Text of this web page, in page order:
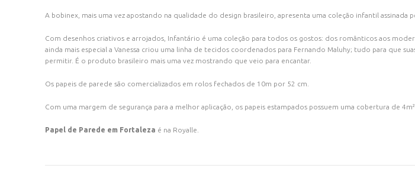
A bobinex, mais uma vez apostando na qualidade do design brasileiro, apresenta uma coleção infantil assinada
Com desenhos criativos e arrojados, Infantário é uma coleção para todos os gostos: dos românticos aos
ainda mais especial a Vanessa criou uma linha de tecidos coordenados para Fernando Maluhy; tudo para que
permitir. É o produto brasileiro mais uma vez mostrando que veio para encantar.
Os papeis de parede são comercializados em rolos fechados de 10m por 52 cm.
Com uma margem de segurança para a melhor aplicação, os papeis estampados possuem uma cobertura de
Papel de Parede em Fortaleza é na Royalle.